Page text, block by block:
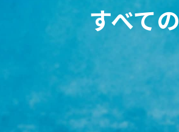
すべて